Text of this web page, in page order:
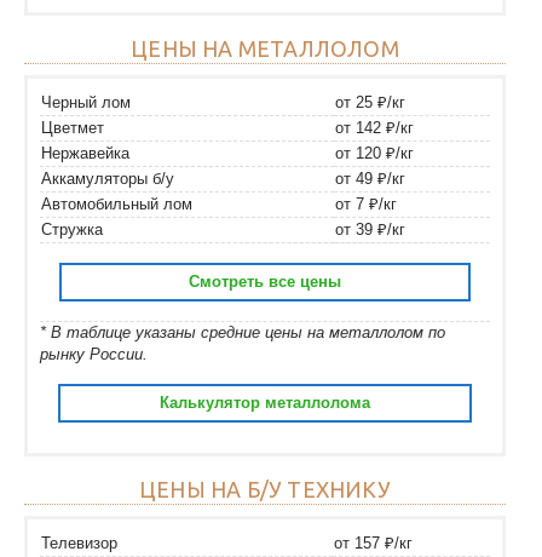
ЦЕНЫ НА МЕТАЛЛОЛОМ
Черный лом
от 25 ₽/кг
Цветмет
от 142 ₽/кг
Нержавейка
от 120 ₽/кг
Аккамуляторы б/у
от 49 ₽/кг
Автомобильный лом
от 7 ₽/кг
Стружка
от 39 ₽/кг
Смотреть все цены
* В таблице указаны средние цены на металлолом по
рынку России.
Калькулятор металлолома
ЦЕНЫ НА Б/У ТЕХНИКУ
Телевизор
от 157 ₽/кг